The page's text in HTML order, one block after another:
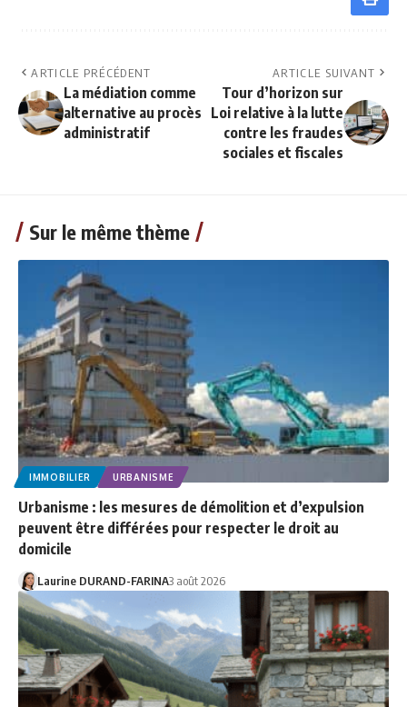
ARTICLE PRÉCÉDENT
La médiation comme
alternative au procès
administratif
ARTICLE SUIVANT
Tour d’horizon sur
Loi relative à la lutte
contre les fraudes
sociales et fiscales
Sur le même thème
IMMOBILIER URBANISME
Urbanisme : les mesures de démolition et d’expulsion
peuvent être différées pour respecter le droit au
domicile
Laurine DURAND-FARINA3 août 2026